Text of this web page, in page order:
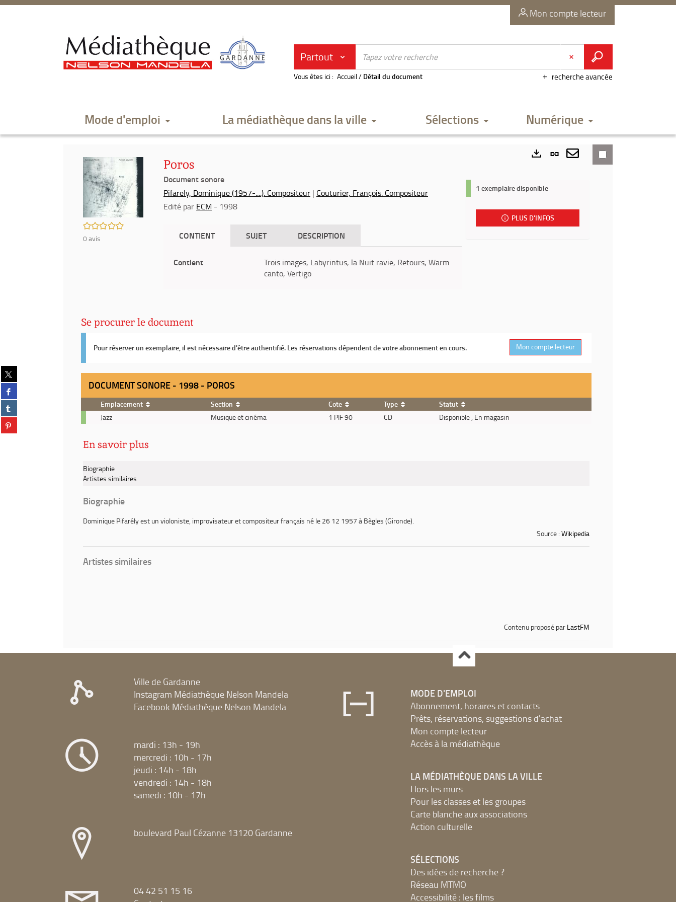
recherche
Mon compte lecteur
Partout
recherche avancée
Vous êtes ici : Accueil/ Détail du document
Mode d'emploi La médiathèque dans la ville Sélections Numérique
Partager
sur
twitter
(Nouvelle
fenêtre)
Partager
sur
facebook
(Nouvelle
fenêtre)
Partager
sur
tumblr
(Nouvelle
Partager
sur
/5
0avis
Poros
Document sonore
Pifarely, Dominique (1957-....). Compositeur | Couturier, François. Compositeur
Edité par ECM - 1998
CONTIENT SUJET DESCRIPTION
Contient
Trois images, Labyrintus, la Nuit ravie, Retours, Warm
canto, Vertigo
Lien
permanent
fenêtre)
Envoyer
mail
1 exemplaire disponible
PLUS D'INFOS
Se procurer le document
Pour réserver un exemplaire, il est nécessaire d'être authentifié. Les réservations dépendent de votre abonnement en cours. Mon compte lecteur
DOCUMENT SONORE - 1998 - POROS
Document
sonore
1998
Poros
Emplacement Section Cote Type
Statut
Jazz
Musique et cinéma 1 PIF 90 CD Disponible , En magasin
En savoir plus
Biographie
Artistes similaires
Biographie
Dominique Pifarélyest un violoniste, improvisateur et compositeur français né le 26 12 1957 à Bègles (Gironde).
Source : Wikipedia
Artistes similaires
Contenu proposé par LastFM
Ville de Gardanne
Instagram Médiathèque Nelson Mandela
Facebook Médiathèque Nelson Mandela
mardi : 13h - 19h
mercredi : 10h - 17h
jeudi : 14h - 18h
vendredi : 14h - 18h
samedi : 10h - 17h
boulevard Paul Cézanne 13120 Gardanne
04 42 51 15 16
MODE D'EMPLOI
Abonnement, horaires et contacts
Prêts, réservations, suggestions d'achat
Mon compte lecteur
Accès à la médiathèque
LA MÉDIATHÈQUE DANS LA VILLE
Hors les murs
Pour les classes et les groupes
Carte blanche aux associations
Action culturelle
SÉLECTIONS
Des idées de recherche ?
Réseau MTMO
Accessibilité : les films